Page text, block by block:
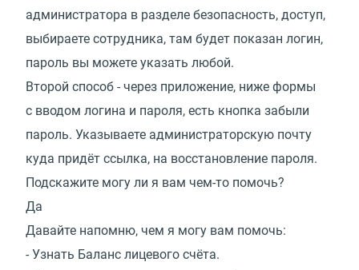
администратора в разделе безопасность, доступ,
выбираете сотрудника, там будет показан логин,
пароль вы можете указать любой.
Второй способ - через приложение, ниже формы
с вводом логина и пароля, есть кнопка забыли
пароль. Указываете администраторскую почту
куда придёт ссылка, на восстановление пароля.
Подскажите могу ли я вам чем-то помочь?
Да
Давайте напомню, чем я могу вам помочь:
- Узнать Баланс лицевого счёта.